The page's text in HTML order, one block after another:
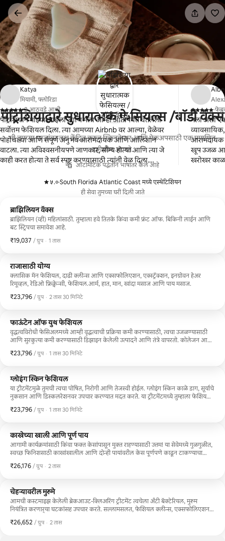
कंटेंटवर
पॅट्रिशियाद्वारे सुधारात्मक फेसियल्स /बॉडी वॅक्स
मी तुमच्या गरजांवर लक्ष केंद्रित करून स्किनकेअर आणि मेकअपसाठी एक प्रमाणित
दृष्टीकोन आणते.
ऑटोमॅटिक पद्धतीने भाषांतर केले आहे
५.०
,
·South Florida Atlantic Coast मध्ये एस्थेटिशियन
ही सेवा तुमच्या घरी दिली जाते
ब्राझिलियन वॅक्स
ब्राझिलियन (व्ही) महिलांसाठी. तुम्हाला हवे तितके किंवा कमी फ्रंट ऑफ. बिकिनी लाईन आणि
बट स्ट्रिपचा समावेश आहे.
₹19,037 / ग्रुप
₹19,037, प्रति ग्रुप
, · 1 तास
राजासाठी योग्य
क्लासिक मॅन फेशियल, दाढी क्लीन्स आणि एक्सफोलिएशन, एक्स्ट्रॅक्शन, इनग्रोवन हेअर
रिमूव्हल, रेडिओ फ्रिक्वेन्सी, फेशियल.आर्म, हात, मान, खांदा मसाज आणि पाय मसाज.
₹23,796 / ग्रुप
₹23,796, प्रति ग्रुप
, · 2 तास 30 मिनिटे
फाऊंटेन ऑफ युथ फेशियल
वृद्धत्वविरोधी फेसिअलमध्ये आम्ही वृद्धत्वाची प्रक्रिया कमी करण्यासाठी, त्वचा उजळण्यासाठी
आणि सुरकुत्या कमी करण्यासाठी डिझाइन केलेली उत्पादने आणि तंत्रे वापरतो. कोलेजन आणि
कन्सल्टेशन, क्लीन्स, एक्सफोलिएट, अँटी एजिंग मास्क, टोनर, व्हिटॅमिन सी सीरम,
₹23,796 / ग्रुप
₹23,796, प्रति ग्रुप
, · 1 तास 30 मिनिटे
ग्लोइंग स्किन फेशियल
या ट्रीटमेंटमुळे तुमची त्वचा पोषित, निरोगी आणि तेजस्वी होईल. ग्लोइंग स्किन काळे डाग, सूर्याचे
नुकसान आणि डिस्कलरेशनवर उपचार करण्यात मदत करते. या ट्रीटमेंटमध्ये तुम्हाला फेशियल
सनस्क्रीन आणि चेहरा, खांदे आणि हातांची मसाज मिळते.
₹23,796 / ग्रुप
₹23,796, प्रति ग्रुप
, · 1 तास 30 मिनिटे
काखेच्या खाली आणि पूर्ण पाय
आगामी कार्यक्रमांसाठी किंवा फक्त केसांपासून मुक्त राहण्यासाठी उत्तम! या सेवेमध्ये गुळगुळीत,
स्वच्छ फिनिशसाठी काखांखालील आणि दोन्ही पायांवरील केस पूर्णपणे काढून टाकण्याचा
₹26,176 / ग्रुप
₹26,176, प्रति ग्रुप
, · 2 तास
चेहऱ्यावरील मुरुमे
आमची कस्टमाइझ केलेली ब्रेकआउट-क्लिअरिंग ट्रीटमेंट त्वचेला अँटी बॅक्टेरियल, मुरुम
नियंत्रित करणार्‍या घटकांसह उपचार करते. सल्लामसलत, फेशियल क्लीन्स, एक्सफोलिएशन,
हात आणि हातांची आरामदायक मसाज.
₹26,652 / ग्रुप
₹26,652, प्रति ग्रुप
, · 2 तास
Katya
मियामी, फ्लोरिडा
,
·2 आठवडे आधी
पॅट्रिशियाने माझ्या आईला आणि मला आम्ही आतापर्यंत घेतलेला
सर्वोत्तम फेशियल दिला. त्या आमच्या Airbnb वर आल्या, वेळेवर
पोहोचल्या आणि संपूर्ण अनुभव आरामदायक आणि आलिशान
वाटला. त्या अविश्वसनीयपणे जाणकार, सौम्य होत्या आणि त्या जे
काही करत होत्या ते सर्व स्पष्ट करण्यासाठी त्यांनी वेळ दिला.
त्यानंतर आमची त्वचा छान दिसत होती आणि छान वाटत होती.
त्याव्यतिरिक्त, तिचे व्यक्तिमत्त्व इतके उबदार आणि प्रामाणिक आहे
की ती आल्यापासून आम्हाला आरामदायक वाटले. मी नक्कीच
असलेल्या कोणालाही त्यांची शिफारस करेन.
,
·
मला असा
आरामदायक
खूप उजळ
खरोखर